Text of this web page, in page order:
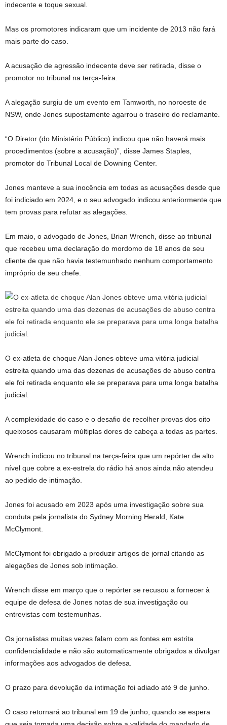
indecente e toque sexual.
Mas os promotores indicaram que um incidente de 2013 não fará
mais parte do caso.
A acusação de agressão indecente deve ser retirada, disse o
promotor no tribunal na terça-feira.
A alegação surgiu de um evento em Tamworth, no noroeste de
NSW, onde Jones supostamente agarrou o traseiro do reclamante.
“O Diretor (do Ministério Público) indicou que não haverá mais
procedimentos (sobre a acusação)”, disse James Staples,
promotor do Tribunal Local de Downing Center.
Jones manteve a sua inocência em todas as acusações desde que
foi indiciado em 2024, e o seu advogado indicou anteriormente que
tem provas para refutar as alegações.
Em maio, o advogado de Jones, Brian Wrench, disse ao tribunal
que recebeu uma declaração do mordomo de 18 anos de seu
cliente de que não havia testemunhado nenhum comportamento
impróprio de seu chefe.
O ex-atleta de choque Alan Jones obteve uma vitória judicial
estreita quando uma das dezenas de acusações de abuso contra
ele foi retirada enquanto ele se preparava para uma longa batalha
judicial.
A complexidade do caso e o desafio de recolher provas dos oito
queixosos causaram múltiplas dores de cabeça a todas as partes.
Wrench indicou no tribunal na terça-feira que um repórter de alto
nível que cobre a ex-estrela do rádio há anos ainda não atendeu
ao pedido de intimação.
Jones foi acusado em 2023 após uma investigação sobre sua
conduta pela jornalista do Sydney Morning Herald, Kate
McClymont.
McClymont foi obrigado a produzir artigos de jornal citando as
alegações de Jones sob intimação.
Wrench disse em março que o repórter se recusou a fornecer à
equipe de defesa de Jones notas de sua investigação ou
entrevistas com testemunhas.
Os jornalistas muitas vezes falam com as fontes em estrita
confidencialidade e não são automaticamente obrigados a divulgar
informações aos advogados de defesa.
O prazo para devolução da intimação foi adiado até 9 de junho.
O caso retornará ao tribunal em 19 de junho, quando se espera